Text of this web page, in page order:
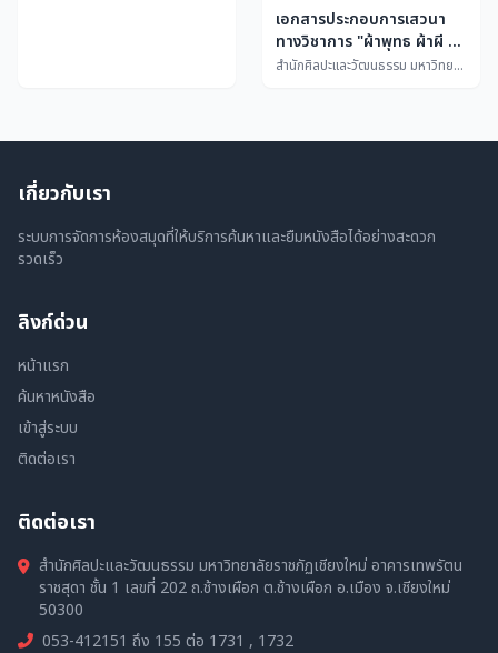
เอกสารประกอบการเสวนา
ทางวิชาการ "ผ้าพุทธ ผ้าผี ผ้า
พิธีกรรม ในวัฒนธรรมอุษา สำนักศิลปะและวัฒนธรรม มหาวิทยาลัยราชภัฏเชียงใหม่
เกี่ยวกับเรา
ระบบการจัดการห้องสมุดที่ให้บริการค้นหาและยืมหนังสือได้อย่างสะดวก
รวดเร็ว
ลิงก์ด่วน
หน้าแรก
ค้นหาหนังสือ
เข้าสู่ระบบ
ติดต่อเรา
ติดต่อเรา
สำนักศิลปะและวัฒนธรรม มหาวิทยาลัยราชภัฏเชียงใหม่ อาคารเทพรัตน
ราชสุดา ชั้น 1 เลขที่ 202 ถ.ช้างเผือก ต.ช้างเผือก อ.เมือง จ.เชียงใหม่
50300
053-412151 ถึง 155 ต่อ 1731 , 1732